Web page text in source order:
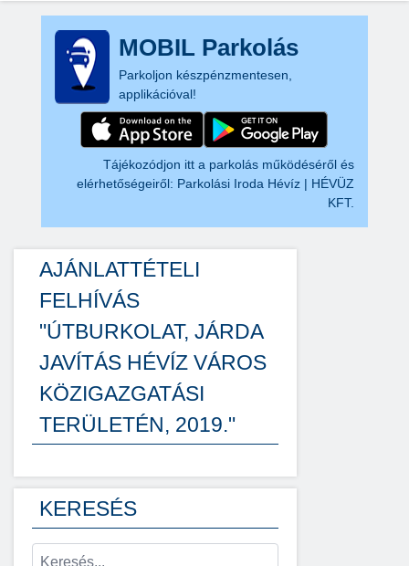
MOBIL Parkolás
Parkoljon készpénzmentesen,
applikációval!
Tájékozódjon itt a parkolás működéséről és
elérhetőségeiről: Parkolási Iroda Hévíz | HÉVÜZ
KFT.
AJÁNLATTÉTELI
FELHÍVÁS
"ÚTBURKOLAT, JÁRDA
JAVÍTÁS HÉVÍZ VÁROS
KÖZIGAZGATÁSI
TERÜLETÉN, 2019."
KERESÉS